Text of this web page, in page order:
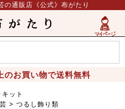
の通販店《公式》布がたり
のお買い物で送料無料
ット
つるし飾り類